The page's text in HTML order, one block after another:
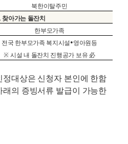
북한이탈주민
찾아가는 돌잔치
한부모가족
전국 한부모가족 복지시설 •영아원등
※시설 내 돌잔치 진행공가 보유 必
정대상은 신청자 본인에 한함
래의 증빙서류 발급이 가능한